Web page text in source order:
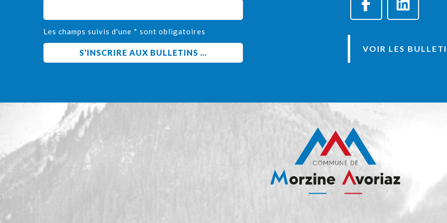
Les champs suivis d'une * sont obligatoires
VOIR LES